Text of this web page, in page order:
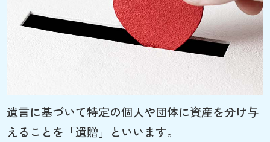
遺言に基づいて特定の個人や団体に資産を分け与
えることを「遺贈」といいます。